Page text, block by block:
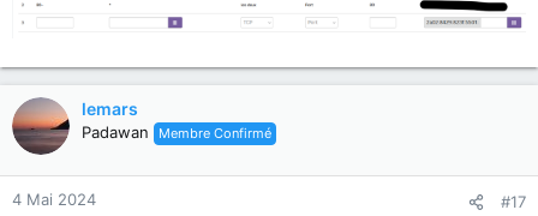
lemars
Padawan Membre Confirmé
4 Mai 2024 #17